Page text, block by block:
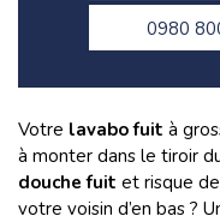
0980
Votre lavabo fuit à
à monter dans le tiroir
douche fuit et risque
votre voisin d’en bas ?